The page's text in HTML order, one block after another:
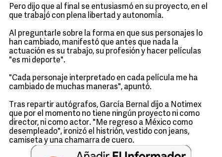
Pero dijo que al final se entusiasmó en su proyecto, en el
que trabajó con plena libertad y autonomía.
Al preguntarle sobre la forma en que sus personajes lo
han cambiado, manifestó que antes que nada la
actuación es su trabajo, su profesión y hacer películas
"es mi deporte".
"Cada personaje interpretado en cada película me ha
cambiado de muchas maneras", apuntó.
Tras repartir autógrafos, García Bernal dijo a Notimex
que por el momento no tiene ningún proyecto ni como
director, ni como actor. "Me regreso a México como
desempleado", ironizó el histrión, vestido con jeans,
camiseta y una chamarra de cuero.